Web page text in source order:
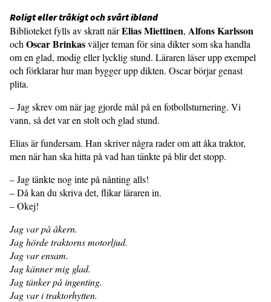
Roligt eller tråkigt och svårt ibland
Biblioteket fylls av skratt närElias Miettinen, Alfons Karlsson
och Oscar Brinkasväljer teman för sina dikter som ska handla
om en glad, modig eller lycklig stund. Läraren läser upp exempel
och förklarar hur man bygger upp dikten. Oscar börjar genast
plita.
– Jag skrev om när jag gjorde mål på en fotbollsturnering. Vi
vann, så det var en stolt och glad stund.
Elias är fundersam. Han skriver några rader om att åka traktor,
men när han ska hitta på vad han tänkte på blir det stopp.
– Jag tänkte nog inte på nånting alls!
– Då kan du skriva det, flikar läraren in.
– Okej!
Jag var på åkern.
Jag hörde traktorns motorljud.
Jag var ensam.
Jag känner mig glad.
Jag tänker på ingenting.
Jag var i traktorhytten.